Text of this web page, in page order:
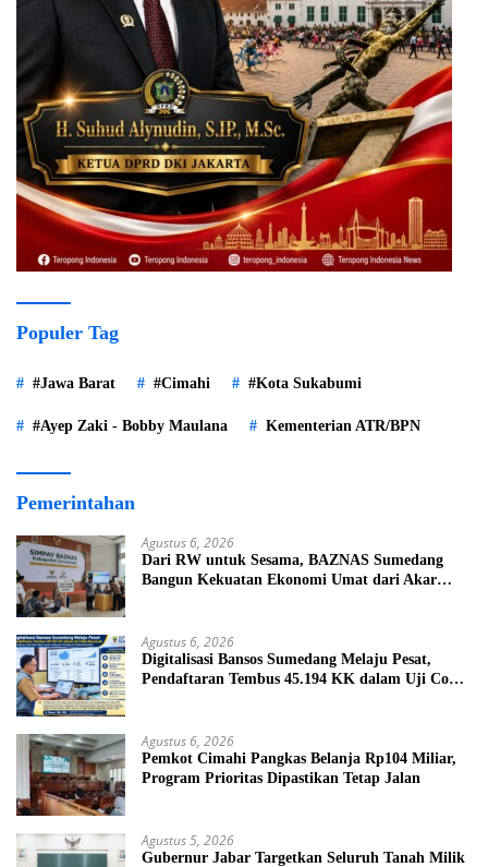
Populer Tag
#Jawa Barat #Cimahi #Kota Sukabumi
#Ayep Zaki - Bobby Maulana Kementerian ATR/BPN
Pemerintahan
Agustus 6, 2026
Dari RW untuk Sesama, BAZNAS Sumedang
Bangun Kekuatan Ekonomi Umat dari Akar
Agustus 6, 2026
Digitalisasi Bansos Sumedang Melaju Pesat,
Pendaftaran Tembus 45.194 KK dalam Uji Coba
Agustus 6, 2026
Pemkot Cimahi Pangkas Belanja Rp104 Miliar,
Program Prioritas Dipastikan Tetap Jalan
Agustus 5, 2026
Gubernur Jabar Targetkan Seluruh Tanah Milik